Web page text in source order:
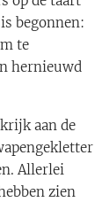
begonnen:
te
hernieuwd
aan de
Allerlei
zien